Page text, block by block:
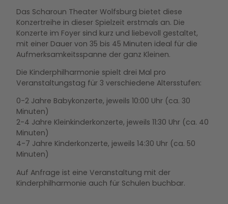
Das Scharoun Theater Wolfsburg bietet diese
Konzertreihe in dieser Spielzeit erstmals an. Die
Konzerte im Foyer sind kurz und liebevoll gestaltet,
mit einer Dauer von 35 bis 45 Minuten ideal für die
Aufmerksamkeitsspanne der ganz Kleinen.
Die Kinderphilharmonie spielt drei Mal pro
Veranstaltungstag für 3 verschiedene Altersstufen:
0-2 Jahre Babykonzerte, jeweils 10:00 Uhr (ca. 30
Minuten)
2-4 Jahre Kleinkinderkonzerte, jeweils 11:30 Uhr (ca. 40
Minuten)
4-7 Jahre Kinderkonzerte, jeweils 14:30 Uhr (ca. 50
Minuten)
Auf Anfrage ist eine Veranstaltung mit der
Kinderphilharmonie auch für Schulen buchbar.